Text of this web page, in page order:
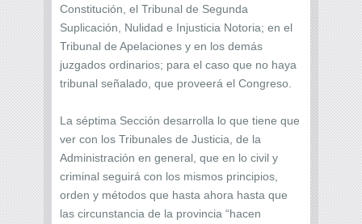
Constitución, el Tribunal de Segunda
Suplicación, Nulidad e Injusticia Notoria; en el
Tribunal de Apelaciones y en los demás
juzgados ordinarios; para el caso que no haya
tribunal señalado, que proveerá el Congreso.
La séptima Sección desarrolla lo que tiene que
ver con los Tribunales de Justicia, de la
Administración en general, que en lo civil y
criminal seguirá con los mismos principios,
orden y métodos que hasta ahora hasta que
las circunstancia de la provincia “hacen